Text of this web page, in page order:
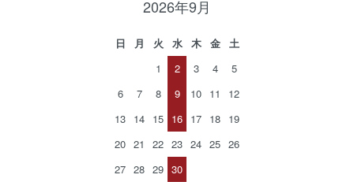
2026年9月
日 月 火 水 木 金
土
1
2 3 4
5
6
7 8 9 10 11
12
13 14 15 16 17 18 19
20 21 22 23 24 25 26
27 28 29 30